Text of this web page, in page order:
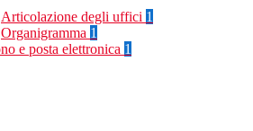
Articolazione degli uffici 1
Organigramma 1
e posta elettronica 1